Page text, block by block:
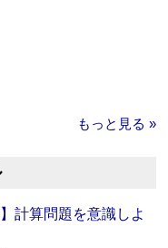
もっと見る »
計算問題を意識しよ